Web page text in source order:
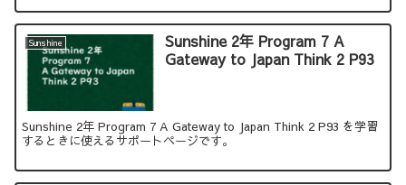
Sunshine
Sunshine 2年 Program 7 A
Gateway to Japan Think 2 P93
Sunshine 2年 Program 7 A Gateway to Japan Think 2 P93 を学習
するときに使えるサポートページです。